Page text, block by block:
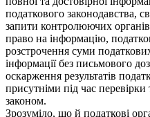
податкового законодавства,
запити контролюючих
право на інформацію,
розстрочення суми
інформації без письмового
оскарження результатів
присутніми під час перевірки
законом.
Зрозуміло, що й податкові